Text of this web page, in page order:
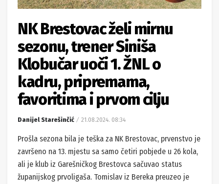
NK Brestovac želi mirnu
sezonu, trener Siniša
Klobučar uoči 1. ŽNL o
kadru, pripremama,
favoritima i prvom cilju
Danijel Starešinčić 21.08.2024. 08:34
Prošla sezona bila je teška za NK Brestovac, prvenstvo je
završeno na 13. mjestu sa samo četiri pobjede u 26 kola,
ali je klub iz Garešničkog Brestovca sačuvao status
županijskog prvoligaša. Tomislav iz Bereka preuzeo je